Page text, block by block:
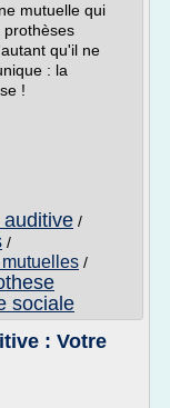
mutuelle qui
prothèses
qu'il ne
: la
!
/
/
/
sociale
: Votre